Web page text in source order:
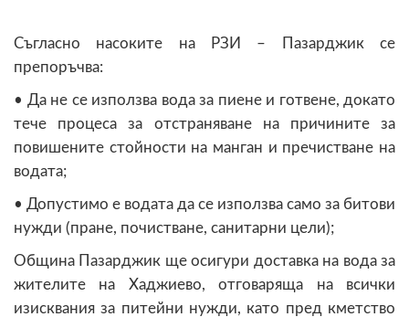
Съгласно насоките на РЗИ – Пазарджик се
препоръчва:
• Да не се използва вода за пиене и готвене, докато
тече процеса за отстраняване на причините за
повишените стойности на манган и пречистване на
водата;
• Допустимо е водата да се използва само за битови
нужди (пране, почистване, санитарни цели);
Община Пазарджик ще осигури доставка на вода за
жителите на Хаджиево, отговаряща на всички
изисквания за питейни нужди, като пред кметство